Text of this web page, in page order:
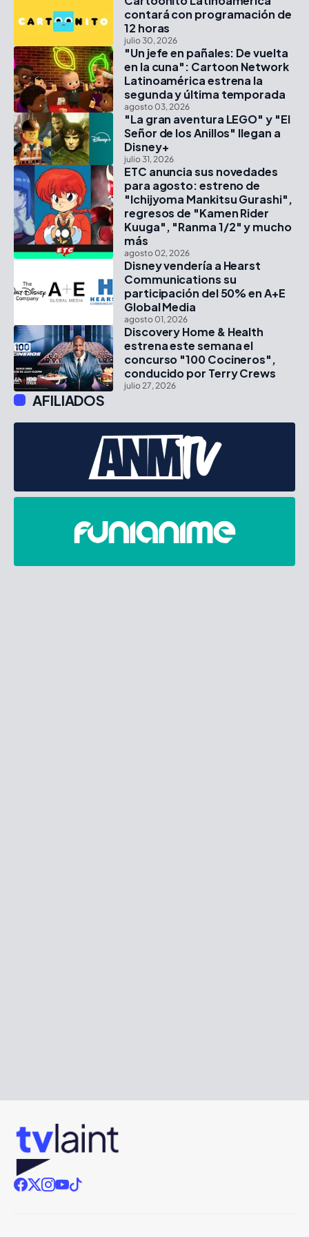
contará con programación de
12 horas
julio 30, 2026
"Un jefe en pañales: De vuelta
en la cuna": Cartoon Network
Latinoamérica estrena la
segunda y última temporada
agosto 03, 2026
"La gran aventura LEGO" y "El
Señor de los Anillos" llegan a
Disney+
julio 31, 2026
ETC anuncia sus novedades
para agosto: estreno de
"Ichijyoma Mankitsu Gurashi",
regresos de "Kamen Rider
Kuuga", "Ranma 1/2" y mucho
más
agosto 02, 2026
Disney vendería a Hearst
Communications su
participación del 50% en A+E
Global Media
agosto 01, 2026
Discovery Home & Health
estrena este semana el
concurso "100 Cocineros",
conducido por Terry Crews
julio 27, 2026
AFILIADOS